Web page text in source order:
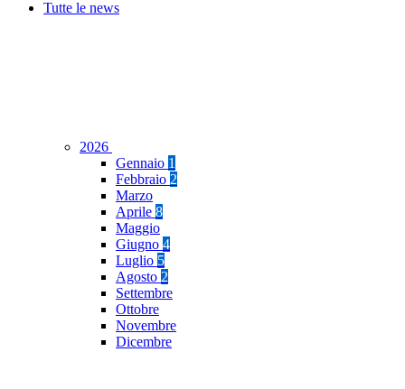
Tutte le news
2026
Gennaio 1
Febbraio 2
Marzo
Aprile 8
Maggio
Giugno 4
Luglio 5
Agosto 2
Settembre
Ottobre
Novembre
Dicembre